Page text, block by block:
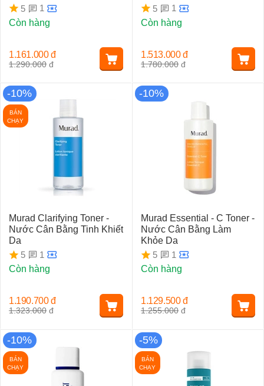
5
1
Còn hàng
1.290.000 đ
1.161.000 đ
5
1
Còn hàng
1.780.000 đ
1.513.000 đ
-10%
BÁN
CHẠY
Murad Clarifying Toner -
Nước Cân Bằng Tinh Khiết
Da
5
1
Còn hàng
1.323.000 đ
1.190.700 đ
-10%
Murad Essential - C Toner -
Nước Cân Bằng Làm
Khỏe Da
5
1
Còn hàng
1.255.000 đ
1.129.500 đ
-10%
BÁN
CHẠY
-5%
BÁN
CHẠY